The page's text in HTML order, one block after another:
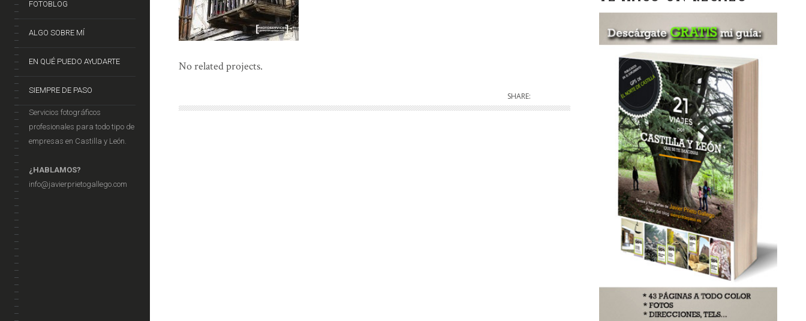
FOTOBLOG
ALGO SOBRE MÍ
EN QUÉ PUEDO AYUDARTE
SIEMPRE DE PASO
Servicios fotográficos
profesionales para todo tipo de
empresas en Castilla y León.
¿HABLAMOS?
info@javierprietogallego.com
No related projects.
SHARE: